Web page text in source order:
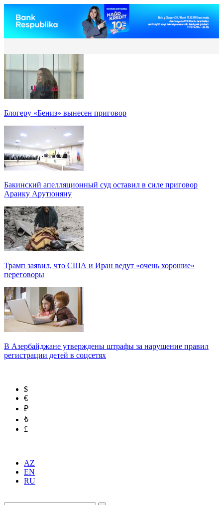
Блогеру «Бениз» вынесен приговор
Бакинский апелляционный суд оставил в силе приговор
Араику Арутюняну
Трамп заявил, что США и Иран ведут «очень хорошие»
переговоры
В Азербайджане утверждены штрафы за нарушение правил
регистрации детей в соцсетях
$
€
₽
₺
£
AZ
EN
RU